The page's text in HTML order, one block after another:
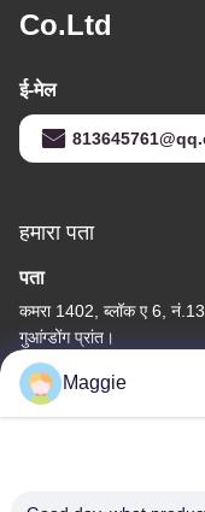
Co.Ltd
ई-मेल
हमारा पता
पता
कमरा 1402, ब्लॉक ए 6,
गुआंग्डोंग प्रांत।
टेलीफोन
86-13342999029
Maggie